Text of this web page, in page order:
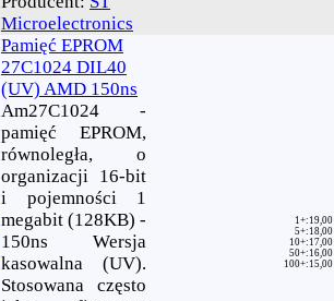
Microelectronics
Pamięć EPROM
27C1024 DIL40
(UV) AMD 150ns
Am27C1024 -
pamięć EPROM,
równoległa, o
organizacji 16-bit
i pojemności 1
megabit (128KB) -
150ns Wersja
kasowalna (UV).
Stosowana często
1+: 19,00
5+: 18,00
10+: 17,00
50+: 16,00
100+: 15,00